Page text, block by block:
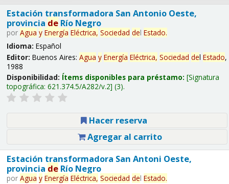
Estación transformadora San Antonio Oeste,
provincia deRío Negro
por Agua y Energía Eléctrica, Sociedad del Estado.
Idioma: Español
Editor: Buenos Aires: Agua y Energía Eléctrica, Sociedad del Estado,
1988
Disponibilidad: Ítems disponibles para préstamo: Signatura
topográfica: 621.374.5/A282/v.2 (3).
Hacer reserva
Agregar al carrito
Estación transformadora San Antoni Oeste,
provincia deRío Negro
por Agua y Energía Eléctrica, Sociedad del Estado.